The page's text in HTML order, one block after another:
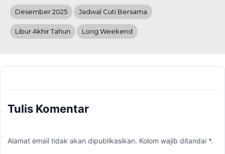
Desember 2025 Jadwal Cuti Bersama
Libur Akhir Tahun Long Weekend
Tulis Komentar